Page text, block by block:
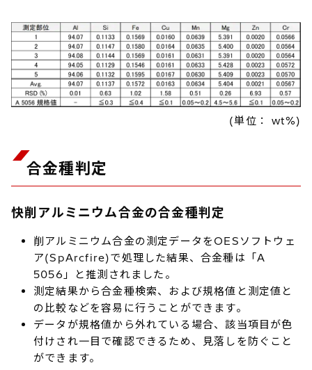
(単位： wt%)
合金種判定
快削アルミニウム合金の合金種判定
削アルミニウム合金の測定データをOESソフトウェ
ア(SpArcfire)で処理した結果、合金種は「A
5056」と推測されました。
測定結果から合金種検索、および規格値と測定値と
の比較などを容易に行うことができます。
データが規格値から外れている場合、該当項目が色
付けされ一目で確認できるため、見落しを防ぐこと
ができます。